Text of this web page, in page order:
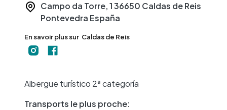
Campo da Torre, 136650 Caldas de Reis
Pontevedra España
En savoir plus sur Caldas de Reis
Albergue turístico 2ª categoría
Transports le plus proche: